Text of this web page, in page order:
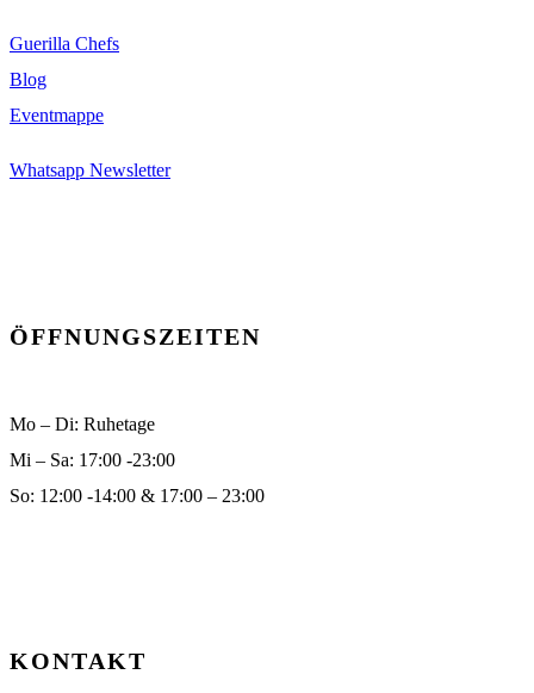
Guerilla Chefs
Blog
Eventmappe
Whatsapp Newsletter
ÖFFNUNGSZEITEN
Mo – Di: Ruhetage
Mi – Sa: 17:00 -23:00
So: 12:00 -14:00 & 17:00 – 23:00
KONTAKT